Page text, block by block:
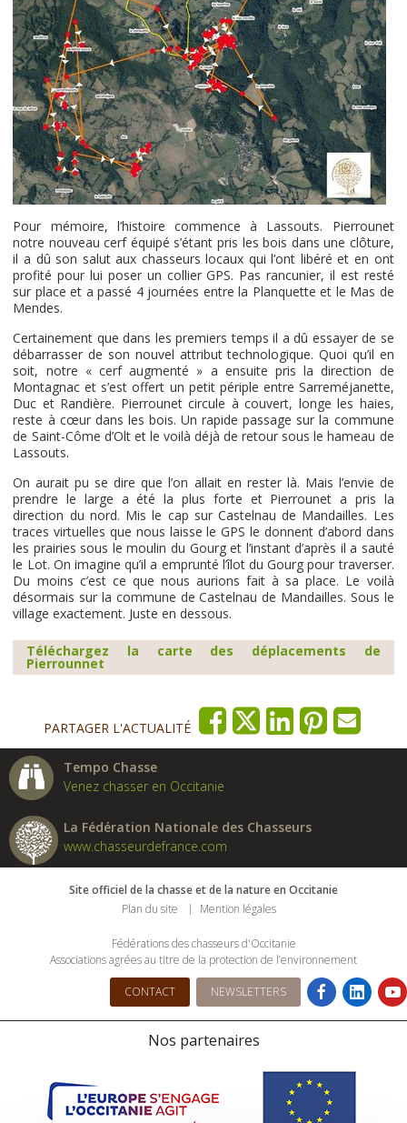
Pour mémoire, l’histoire commence à Lassouts. Pierrounet
notre nouveau cerf équipé s’étant pris les bois dans une clôture,
il a dû son salut aux chasseurs locaux qui l’ont libéré et en ont
profité pour lui poser un collier GPS. Pas rancunier, il est resté
sur place et a passé 4 journées entre la Planquette et le Mas de
Mendes.
Certainement que dans les premiers temps il a dû essayer de se
débarrasser de son nouvel attribut technologique. Quoi qu’il en
soit, notre « cerf augmenté » a ensuite pris la direction de
Montagnac et s’est offert un petit périple entre Sarreméjanette,
Duc et Randière. Pierrounet circule à couvert, longe les haies,
reste à cœur dans les bois. Un rapide passage sur la commune
de Saint-Côme d’Olt et le voilà déjà de retour sous le hameau de
Lassouts.
On aurait pu se dire que l’on allait en rester là. Mais l’envie de
prendre le large a été la plus forte et Pierrounet a pris la
direction du nord. Mis le cap sur Castelnau de Mandailles. Les
traces virtuelles que nous laisse le GPS le donnent d’abord dans
les prairies sous le moulin du Gourg et l’instant d’après il a sauté
le Lot. On imagine qu’il a emprunté l’îlot du Gourg pour traverser.
Du moins c’est ce que nous aurions fait à sa place. Le voilà
désormais sur la commune de Castelnau de Mandailles. Sous le
village exactement. Juste en dessous.
Téléchargez la carte des déplacements de
Pierrounnet
PARTAGER L'ACTUALITÉ
Tempo Chasse
Venez chasser en Occitanie
La Fédération Nationale des Chasseurs
www.chasseurdefrance.com
Site officiel de la chasse et de la nature en Occitanie
Plan du site
Mention légales
Fédérations des chasseurs d'Occitanie
Associations agrées au titre de la protection de l’environnement
CONTACT NEWSLETTERS
Nos partenaires